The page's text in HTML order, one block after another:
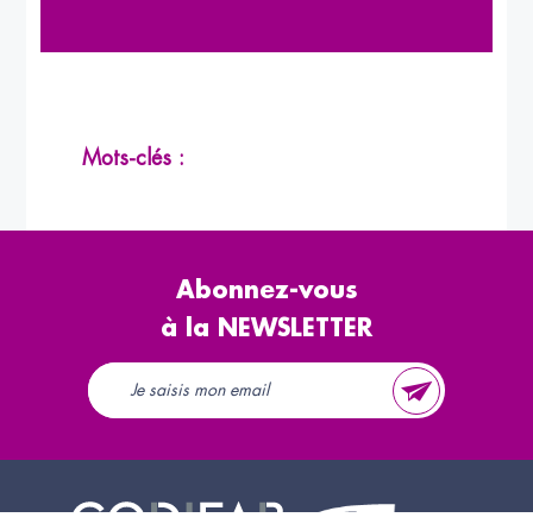
Mots-clés :
Abonnez-vous
à la NEWSLETTER